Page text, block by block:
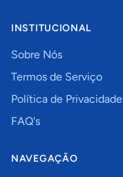
INSTITUCIONAL
Sobre Nós
Termos de Serviço
Política de Privacidade
FAQ's
NAVEGAÇÃO